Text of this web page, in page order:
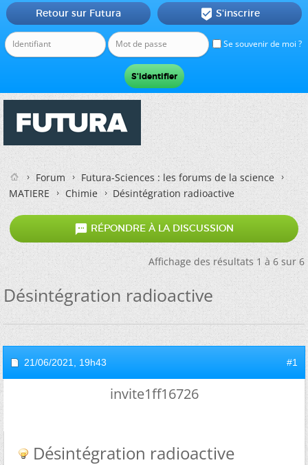
Se souvenir de moi ?
Retour sur Futura  S'inscrire
Forum
Futura-Sciences : les forums de la science
MATIERE
Chimie Désintégration radioactive
 RÉPONDRE À LA DISCUSSION
Affichage des résultats 1 à 6 sur 6
Désintégration radioactive
21/06/2021, 19h43 #1
invite1ff16726
Désintégration radioactive